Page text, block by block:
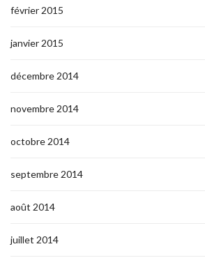
février 2015
janvier 2015
décembre 2014
novembre 2014
octobre 2014
septembre 2014
août 2014
juillet 2014